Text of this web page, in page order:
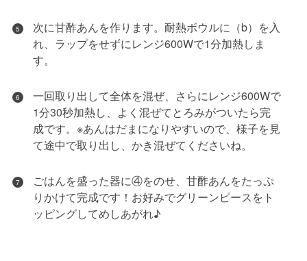
5
次に甘酢あんを作ります。耐熱ボウルに（b）を入
れ、ラップをせずにレンジ600Wで1分加熱しま
す。
6
一回取り出して全体を混ぜ、さらにレンジ600Wで
1分30秒加熱し、よく混ぜてとろみがついたら完
成です。※あんはだまになりやすいので、様子を見
て途中で取り出し、かき混ぜてくださいね。
7
ごはんを盛った器に④をのせ、甘酢あんをたっぷ
りかけて完成です！お好みでグリーンピースをト
ッピングしてめしあがれ♪